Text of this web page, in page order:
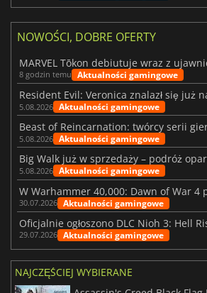
NOWOŚCI, DOBRE OFERTY
8 godzin temu Aktualności gamingowe
5.08.2026 Aktualności gamingowe
5.08.2026 Aktualności gamingowe
5.08.2026 Aktualności gamingowe
30.07.2026 Aktualności gamingowe
Oficjalnie ogłoszono DLC Nioh 3: Hell
29.07.2026 Aktualności gamingowe
NAJCZĘŚCIEJ WYBIERANE